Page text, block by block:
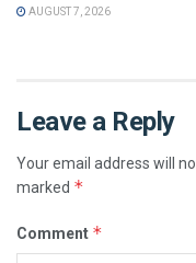
AUGUST 7, 2026
Leave a Reply
Your email address will
marked *
Comment *